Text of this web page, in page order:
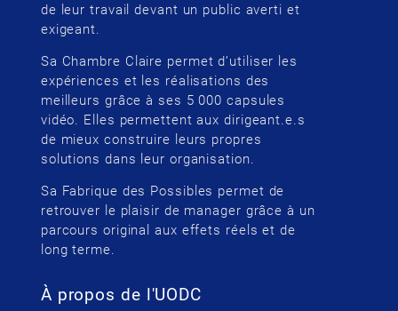
de leur travail devant un public averti et
exigeant.
Sa Chambre Claire permet d’utiliser les
expériences et les réalisations des
meilleurs grâce à ses 5 000 capsules
vidéo. Elles permettent aux dirigeant.e.s
de mieux construire leurs propres
solutions dans leur organisation.
Sa Fabrique des Possibles permet de
retrouver le plaisir de manager grâce à un
parcours original aux effets réels et de
long terme.
À propos de l'UODC